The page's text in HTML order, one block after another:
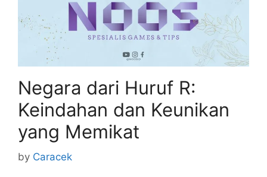
Negara dari Huruf R:
Keindahan dan Keunikan
yang Memikat
by Caracek